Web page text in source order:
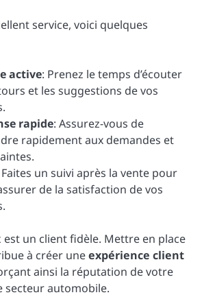
service, voici quelques
active: Prenez le temps d’écouter
et les suggestions de vos
rapide: Assurez-vous de
rapidement aux demandes et
Faites un suivi après la vente pour
de la satisfaction de vos
un client fidèle. Mettre en place
à créer uneexpérience client
ainsi la réputation de votre
secteur automobile.